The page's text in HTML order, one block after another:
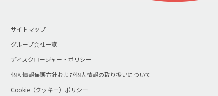
サイトマップ
グループ会社一覧
ディスクロージャー・ポリシー
個人情報保護方針および個人情報の取り扱いについて
Cookie（クッキー）ポリシー